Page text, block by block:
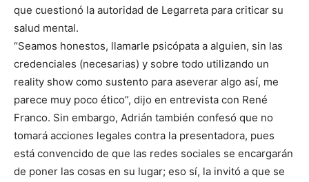
que cuestionó la autoridad de Legarreta para criticar su
salud mental.
“Seamos honestos, llamarle psicópata a alguien, sin las
credenciales (necesarias) y sobre todo utilizando un
reality show como sustento para aseverar algo así, me
parece muy poco ético”, dijo en entrevista con René
Franco. Sin embargo, Adrián también confesó que no
tomará acciones legales contra la presentadora, pues
está convencido de que las redes sociales se encargarán
de poner las cosas en su lugar; eso sí, la invitó a que se